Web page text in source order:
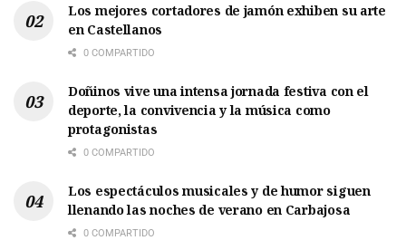
Los mejores cortadores de jamón exhiben su arte
en Castellanos
0 COMPARTIDO
Doñinos vive una intensa jornada festiva con el
deporte, la convivencia y la música como
protagonistas
0 COMPARTIDO
Los espectáculos musicales y de humor siguen
llenando las noches de verano en Carbajosa
0 COMPARTIDO